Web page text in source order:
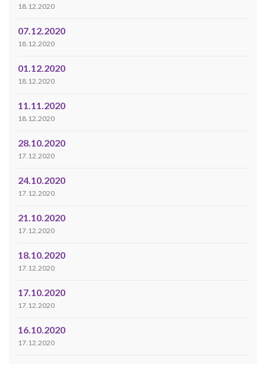
18.12.2020
07.12.2020
18.12.2020
01.12.2020
18.12.2020
11.11.2020
18.12.2020
28.10.2020
17.12.2020
24.10.2020
17.12.2020
21.10.2020
17.12.2020
18.10.2020
17.12.2020
17.10.2020
17.12.2020
16.10.2020
17.12.2020